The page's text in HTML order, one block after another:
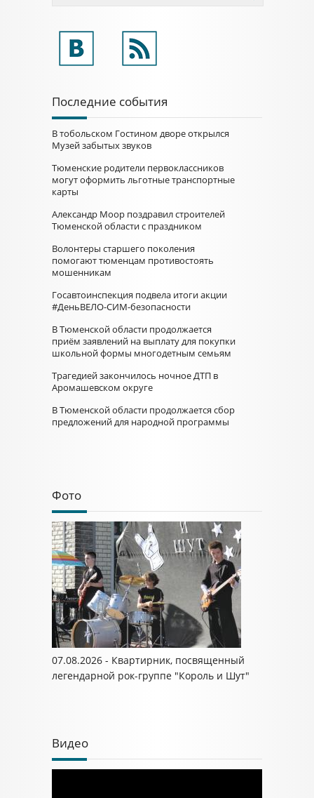
Последние события
В тобольском Гостином дворе открылся
Музей забытых звуков
Тюменские родители первоклассников
могут оформить льготные транспортные
карты
Александр Моор поздравил строителей
Тюменской области с праздником
Волонтеры старшего поколения
помогают тюменцам противостоять
мошенникам
Госавтоинспекция подвела итоги акции
#ДеньВЕЛО-СИМ-безопасности
В Тюменской области продолжается
приём заявлений на выплату для покупки
школьной формы многодетным семьям
Трагедией закончилось ночное ДТП в
Аромашевском округе
В Тюменской области продолжается сбор
предложений для народной программы
Фото
07.08.2026 - Квартирник, посвященный
легендарной рок-группе "Король и Шут"
Видео